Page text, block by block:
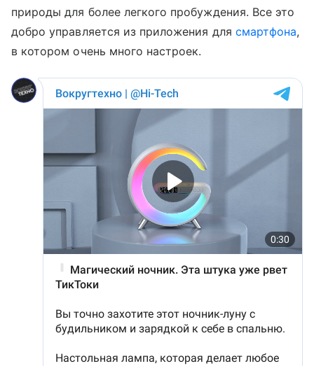
природы для более легкого пробуждения. Все это
добро управляется из приложения для смартфона,
в котором очень много настроек.